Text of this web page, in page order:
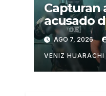
Capturan
acusado
al
en San
AGO 7, 2026
VENIZ HUARACHI